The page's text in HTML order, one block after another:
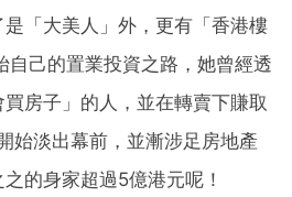
「大美人」外，更有「香港樓
自己的置業投資之路，她曾經透
房子」的人，並在轉賣下賺取
始淡出幕前，並漸涉足房地產
的身家超過5億港元呢！